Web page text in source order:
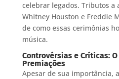
celebrar legados. Tributos a
Whitney Houston e Freddie
de como essas cerimônias
música.
Controvérsias e Críticas:
Premiações
Apesar de sua importância,